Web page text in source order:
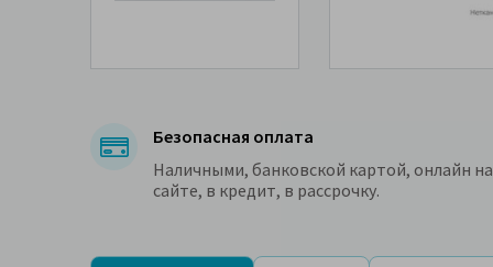
Безопасная оплата
Наличными, банковской картой, онлайн на
сайте, в кредит, в рассрочку.